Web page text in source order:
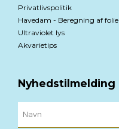
Privatlivspolitik
Havedam - Beregning af folie
Ultraviolet lys
Akvarietips
Nyhedstilmelding